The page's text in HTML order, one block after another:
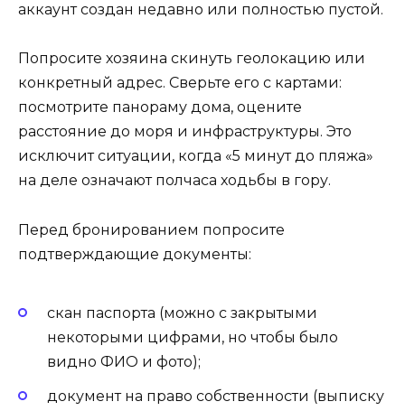
аккаунт создан недавно или полностью пустой.
Попросите хозяина скинуть геолокацию или
конкретный адрес. Сверьте его с картами:
посмотрите панораму дома, оцените
расстояние до моря и инфраструктуры. Это
исключит ситуации, когда «5 минут до пляжа»
на деле означают полчаса ходьбы в гору.
Перед бронированием попросите
подтверждающие документы:
скан паспорта (можно с закрытыми
некоторыми цифрами, но чтобы было
видно ФИО и фото);
документ на право собственности (выписку